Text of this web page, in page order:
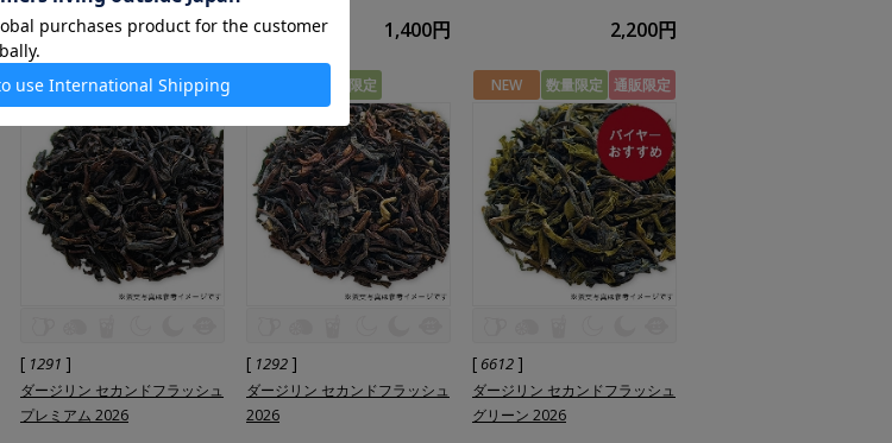
1,800円 1,400円 2,200円
NEW 数量限定
[ 1291 ]
ダージリン セカンドフラッシュ
プレミアム 2026
数量限定
[ 1292 ]
ダージリン セカンドフラッシュ
2026
NEW 数量限定 通販限定
[ 6612 ]
ダージリン セカンドフラッシュ
グリーン 2026